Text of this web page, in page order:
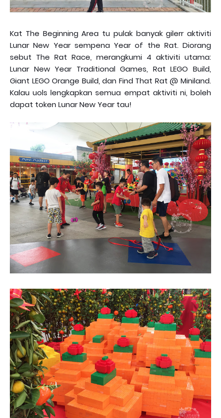
Kat The Beginning Area tu pulak banyak gilerr aktiviti
Lunar New Year sempena Year of the Rat. Diorang
sebut The Rat Race, merangkumi 4 aktiviti utama:
Lunar New Year Traditional Games, Rat LEGO Build,
Giant LEGO Orange Build, dan Find That Rat @ Miniland.
Kalau uols lengkapkan semua empat aktiviti ni, boleh
dapat token Lunar New Year tau!